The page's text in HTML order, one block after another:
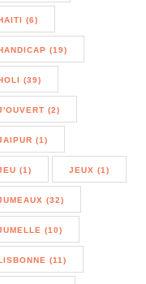
(6)
(19)
(39)
(2)
(1)
(1) JEUX (1)
(32)
(10)
(11)